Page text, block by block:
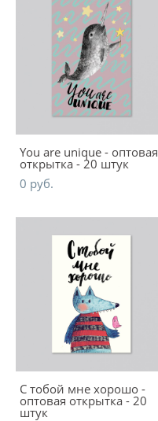
You are unique - оптовая
открытка - 20 штук
0 pуб.
С тобой мне хорошо -
оптовая открытка - 20
штук